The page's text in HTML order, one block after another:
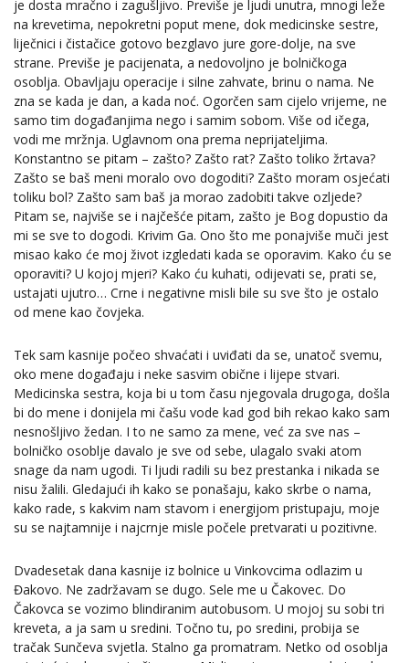
je dosta mračno i zagušljivo. Previše je ljudi unutra, mnogi leže
na krevetima, nepokretni poput mene, dok medicinske sestre,
liječnici i čistačice gotovo bezglavo jure gore-dolje, na sve
strane. Previše je pacijenata, a nedovoljno je bolničkoga
osoblja. Obavljaju operacije i silne zahvate, brinu o nama. Ne
zna se kada je dan, a kada noć. Ogorčen sam cijelo vrijeme, ne
samo tim događanjima nego i samim sobom. Više od ičega,
vodi me mržnja. Uglavnom ona prema neprijateljima.
Konstantno se pitam – zašto? Zašto rat? Zašto toliko žrtava?
Zašto se baš meni moralo ovo dogoditi? Zašto moram osjećati
toliku bol? Zašto sam baš ja morao zadobiti takve ozljede?
Pitam se, najviše se i najčešće pitam, zašto je Bog dopustio da
mi se sve to dogodi. Krivim Ga. Ono što me ponajviše muči jest
misao kako će moj život izgledati kada se oporavim. Kako ću se
oporaviti? U kojoj mjeri? Kako ću kuhati, odijevati se, prati se,
ustajati ujutro… Crne i negativne misli bile su sve što je ostalo
od mene kao čovjeka.
Tek sam kasnije počeo shvaćati i uviđati da se, unatoč svemu,
oko mene događaju i neke sasvim obične i lijepe stvari.
Medicinska sestra, koja bi u tom času njegovala drugoga, došla
bi do mene i donijela mi čašu vode kad god bih rekao kako sam
nesnošljivo žedan. I to ne samo za mene, već za sve nas –
bolničko osoblje davalo je sve od sebe, ulagalo svaki atom
snage da nam ugodi. Ti ljudi radili su bez prestanka i nikada se
nisu žalili. Gledajući ih kako se ponašaju, kako skrbe o nama,
kako rade, s kakvim nam stavom i energijom pristupaju, moje
su se najtamnije i najcrnje misle počele pretvarati u pozitivne.
Dvadesetak dana kasnije iz bolnice u Vinkovcima odlazim u
Đakovo. Ne zadržavam se dugo. Sele me u Čakovec. Do
Čakovca se vozimo blindiranim autobusom. U mojoj su sobi tri
kreveta, a ja sam u sredini. Točno tu, po sredini, probija se
tračak Sunčeva svjetla. Stalno ga promatram. Netko od osoblja